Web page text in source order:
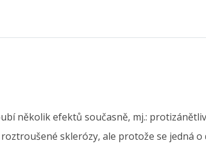
několik efektů současně, mj.:
sklerózy, ale protože se jedná